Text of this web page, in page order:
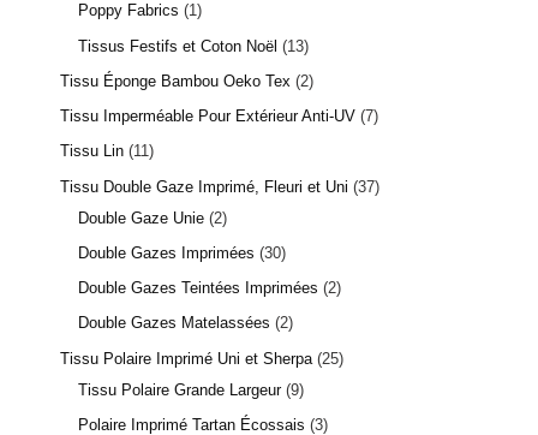
Poppy Fabrics
1
Tissus Festifs et Coton Noël
13
Tissu Éponge Bambou Oeko Tex
2
Tissu Imperméable Pour Extérieur Anti-UV 7
Tissu Lin 11
Tissu Double Gaze Imprimé, Fleuri et Uni 37
Double Gaze Unie 2
Double Gazes Imprimées 30
Double Gazes Teintées Imprimées 2
Double Gazes Matelassées 2
Tissu Polaire Imprimé Uni et Sherpa 25
Tissu Polaire Grande Largeur 9
Polaire Imprimé Tartan Écossais 3